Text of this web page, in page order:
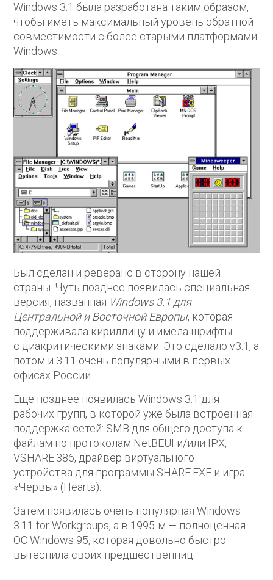
Windows 3.1 была разработана таким образом,
чтобы иметь максимальный уровень обратной
совместимости с более старыми платформами
Windows.
Был сделан и реверанс в сторону нашей
страны. Чуть позднее появилась специальная
версия, названная Windows 3.1 для
Центральной и Восточной Европы, которая
поддерживала кириллицу и имела шрифты
с диакритическими знаками. Это сделало v3.1, а
потом и 3.11 очень популярными в первых
офисах России.
Еще позднее появилась Windows 3.1 для
рабочих групп, в которой уже была встроенная
поддержка сетей: SMB для общего доступа к
файлам по протоколам NetBEUI и/или IPX,
VSHARE.386, драйвер виртуального
устройства для программы SHARE.EXE и игра
«Червы» (Hearts).
Затем появилась очень популярная Windows
3.11 for Workgroups, а в 1995-м — полноценная
ОС Windows 95, которая довольно быстро
вытеснила своих предшественниц.